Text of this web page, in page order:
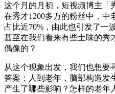
这个月的月初，短视频博主「
在秀才1200多万的粉丝中，中
占比近70%，由此也引发了一
甚至在我们看来有些土味的秀
偶像的？
从这个现象出发，我们也想要
答案：人到老年，脑部构造发
产生了哪些影响？怎样的老年